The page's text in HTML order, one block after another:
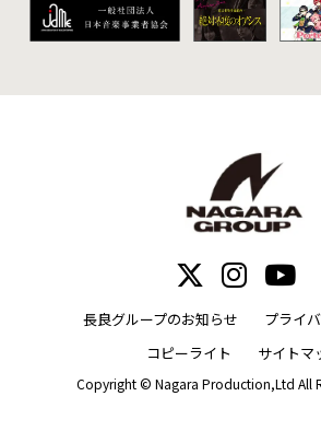
長良グループのお知らせ
プライ
コピーライト
サイトマ
Copyright © Nagara Production,Ltd All